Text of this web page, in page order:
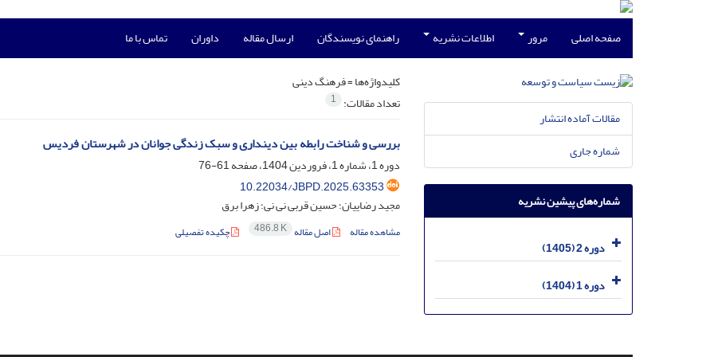
صفحه اصلی مرور اطلاعات نشریه راهنمای نویسندگان ارسال مقاله داوران تماس با ما
کلیدواژه‌ها =فرهنگ دینی
تعداد مقالات: 1
بررسی و شناخت رابطه بین دینداری و سبک زندگی جوانان در شهرستان فردیس
دوره 1، شماره 1، فروردین 1404، صفحه
61-76
10.22034/JBPD.2025.63353
مجید رضاییان؛ حسین قربی نی نی؛ زهرا برق
مشاهده مقاله اصل مقاله 486.8 K چکیده تفصیلی
مقالات آماده انتشار
شماره جاری
شماره‌های پیشین نشریه
دوره 2 (1405)
دوره 1 (1404)